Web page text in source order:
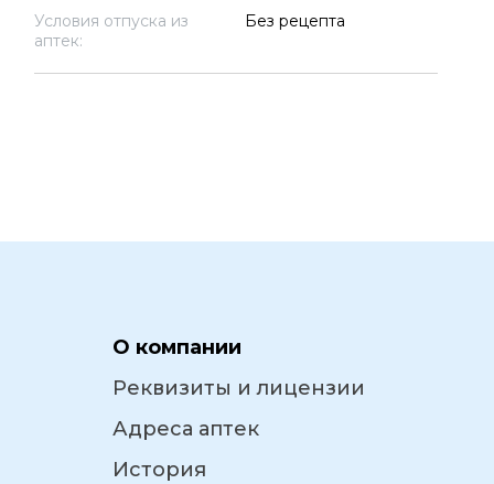
Условия отпуска из
аптек:
Без рецепта
О компании
Реквизиты и лицензии
Адреса аптек
История